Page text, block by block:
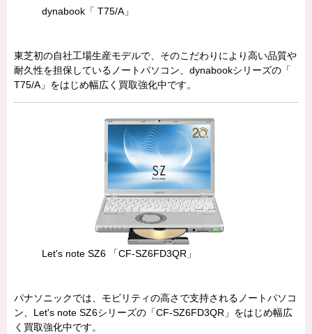
dynabook「 T75/A」
東芝初の自社工場生産モデルで、そのこだわりにより高い品質や
耐久性を担保しているノートパソコン、dynabookシリーズの「
T75/A」をはじめ幅広く買取強化中です。
Let's note SZ6 「CF-SZ6FD3QR」
パナソニックでは、モビリティの高さで支持されるノートパソコ
ン、Let's note SZ6シリーズの「CF-SZ6FD3QR」をはじめ幅広
く買取強化中です。